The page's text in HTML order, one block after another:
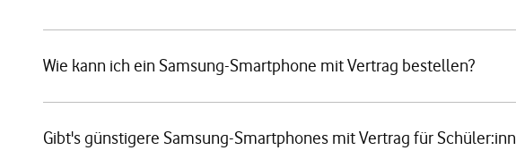
Wie kann ich ein Samsung-Smartphone mit Vertrag bestellen?
Gibt's günstigere Samsung-Smartphones mit Vertrag für